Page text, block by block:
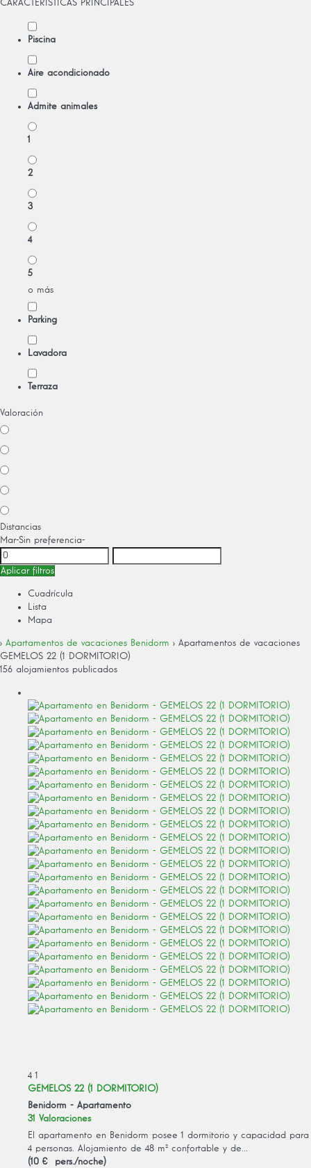
CARACTERÍSTICAS PRINCIPALES
Piscina
Aire acondicionado
Admite animales
1
2
3
4
5
o más
Parking
Lavadora
Terraza
Valoración
Distancias
Mar-Sin preferencia-
Aplicar filtros
Cuadrícula
Lista
Mapa
› Apartamentos de vacaciones Benidorm › Apartamentos de vacaciones
GEMELOS 22 (1 DORMITORIO)
156 alojamientos publicados
4 1
GEMELOS 22 (1 DORMITORIO)
Benidorm - Apartamento
31 Valoraciones
El apartamento en Benidorm posee 1 dormitorio y capacidad para
4 personas. Alojamiento de 48 m² confortable y de...
(10 € pers./noche)